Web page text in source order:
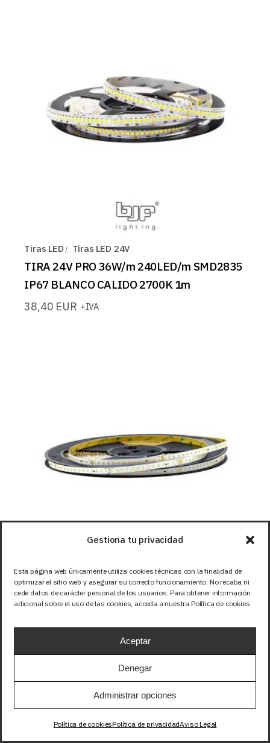
Gestiona tu privacidad
Esta página web únicamente utiliza cookies técnicas con la finalidad de
optimizar el sitio web y asegurar su correcto funcionamiento. No recaba ni
cede datos de carácter personal de los usuarios. Para obtener información
adicional sobre el uso de las cookies, acceda a nuestra Política de cookies.
Aceptar
Denegar
Administrar opciones
Política de cookiesPolítica de privacidadAviso Legal
Tiras LED Tiras LED 24V
TIRA 24V PRO 36W/m 240LED/m SMD2835
IP67 BLANCO CALIDO 2700K 1m
38,40 EUR +IVA
Tiras LED Tiras LED 48V
TIRA 48V PRO 7,4W/m 112LED/m SMD2835
IP67 COLOR ORO 1800K 1m
29,34EUR +IVA